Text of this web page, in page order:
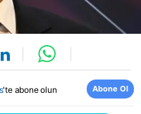
'te abone olun Abone Ol